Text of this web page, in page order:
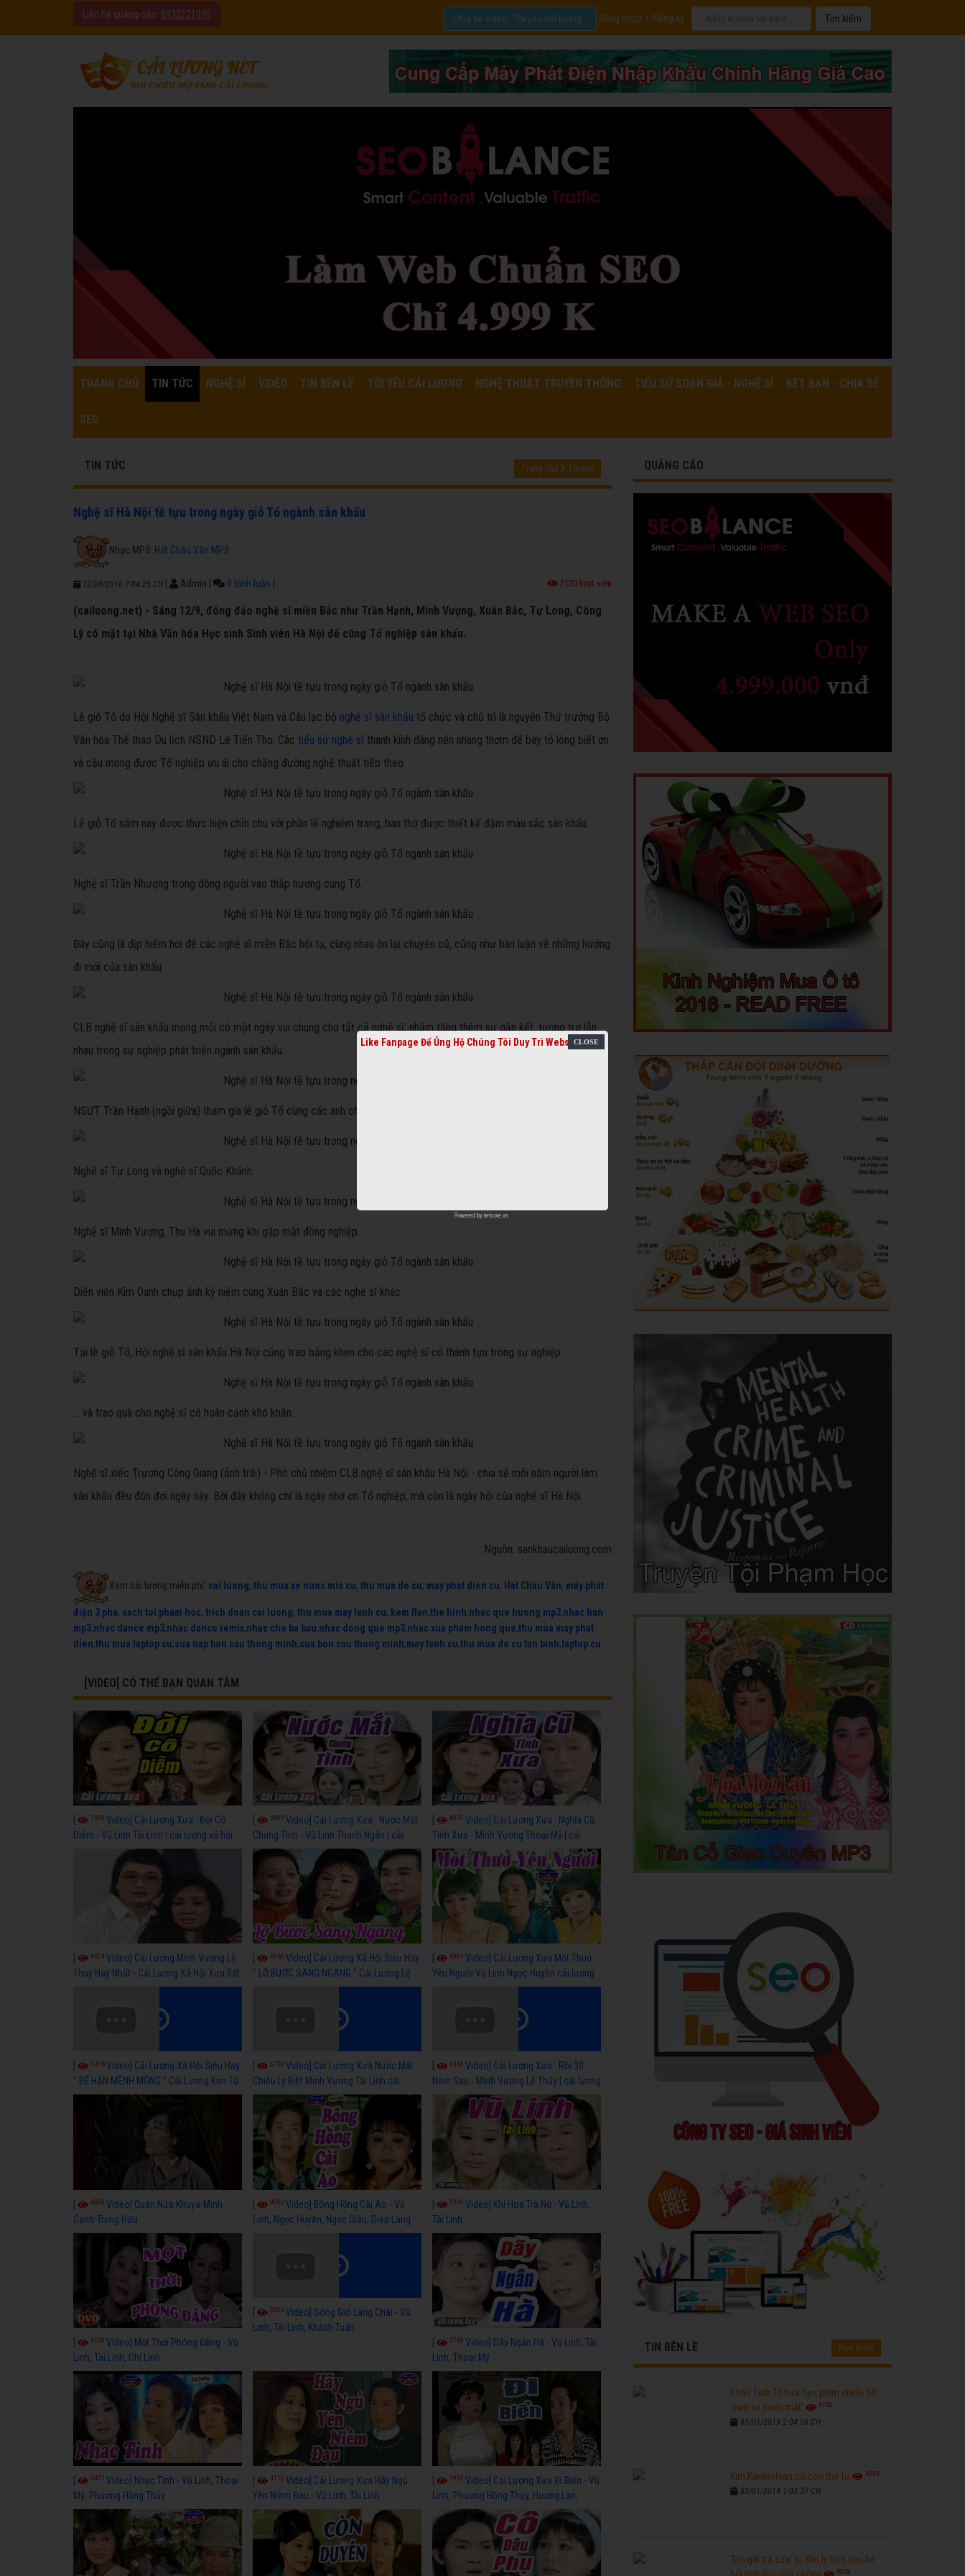
Liên hệ quảng cáo: 0932221090 Đăng nhập Đăng ký
Chia sẻ video "Tôi yêu cải lương".
TRANG CHỦ TIN TỨC NGHỆ SĨ VIDEO TIN BÊN LỀ TÔI YÊU CẢI LƯƠNG NGHỆ THUẬT TRUYỀN THỐNG TIỂU SỬ SOẠN GIẢ - NGHỆ SĨ KẾT BẠN - CHIA SẺ
SEO
TIN TỨC Trang chủ Tin tức
Nghệ sĩ Hà Nội tề tựu trong ngày giỗ Tổ ngành sân khấu
Nhạc MP3: Hát Chầu Văn MP3
12/09/2016 7:04:25 CH Admin 0 bình luận 2120 lượt xem
(cailuong.net) - Sáng 12/9, đông đảo nghệ sĩ miền Bắc như Trần Hạnh, Minh Vượng, Xuân Bắc, Tự Long, Công
Lý có mặt tại Nhà Văn hóa Học sinh Sinh viên Hà Nội để cúng Tổ nghiệp sân khấu.
Lễ giỗ Tổ do Hội Nghệ sĩ Sân khấu Việt Nam và Câu lạc bộ nghệ sĩ sân khấu tổ chức và chủ trì là nguyên Thứ trưởng Bộ
Văn hóa Thể thao Du lịch NSND Lê Tiến Thọ. Các tiểu sử nghệ sĩ thành kính dâng nén nhang thơm để bày tỏ lòng biết ơn
và cầu mong được Tổ nghiệp ưu ái cho chặng đường nghệ thuật tiếp theo.
Lễ giỗ Tổ năm nay được thực hiện chỉn chu với phần lễ nghiêm trang, ban thờ được thiết kế đậm màu sắc sân khấu.
Nghệ sĩ Trần Nhượng trong dòng người vào thắp hương cúng Tổ.
Đây cũng là dịp hiếm hoi để các nghệ sĩ miền Bắc hội tụ, cùng nhau ôn lại chuyện cũ, cũng như bàn luận về những hướng
đi mới của sân khấu.
CLB nghệ sĩ sân khấu mong mỏi có một ngày vui chung cho tất cả nghệ sĩ, nhằm tăng thêm sự gắn kết, tương trợ lẫn
nhau trong sự nghiệp phát triển ngành sân khấu.
NSƯT Trần Hạnh (ngồi giữa) tham gia lễ giỗ Tổ cùng các anh chị em nghệ sĩ.
Nghệ sĩ Tự Long và nghệ sĩ Quốc Khánh.
Nghệ sĩ Minh Vượng, Thu Hà vui mừng khi gặp mặt đồng nghiệp.
Diễn viên Kim Oanh chụp ảnh kỷ niệm cùng Xuân Bắc và các nghệ sĩ khác.
Tại lễ giỗ Tổ, Hội nghệ sĩ sân khấu Hà Nội cũng trao bằng khen cho các nghệ sĩ có thành tựu trong sự nghiệp...
... và trao quà cho nghệ sĩ có hoàn cảnh khó khăn.
Nghệ sĩ xiếc Trương Công Giang (ảnh trái) - Phó chủ nhiệm CLB nghệ sĩ sân khấu Hà Nội - chia sẻ mỗi năm người làm
sân khấu đều đón đợi ngày này. Bởi đây không chỉ là ngày nhớ ơn Tổ nghiệp, mà còn là ngày hội của nghệ sĩ Hà Nội.
Nguồn: sankhaucailuong.com
Xem cải lương miễn phí: cai luong, thu mua xe nuoc mia cu, thu mua do cu, may phat dien cu, Hát Chầu Văn, máy phát
điện 3 pha, sach toi pham hoc, trich doan cai luong, thu mua may lanh cu, kem flan,the hinh,nhac que huong mp3,nhac han
mp3,nhac dance mp3,nhac dance remix,nhac cho ba bau,nhac dong que mp3,nhac xua pham hong que,thu mua may phat
dien,thu mua laptop cu,sua nap bon cau thong minh,sua bon cau thong minh,may lanh cu,thu mua do cu tan binh, laptop cu
[VIDEO] CÓ THỂ BẠN QUAN TÂM
7659 Video] Cải Lương Xưa : Đời Cô
Diễm - Vũ Linh Tài Linh | cải lương xã hội
6909 Video] Cải Lương Xưa : Nước Mắt
Chung Tình - Vũ Linh Thanh Ngân | cải
lương xã hội hay nhất
6047 Video] Cải Lương Xưa : Nghĩa Cũ
Tình Xưa - Minh Vương Thoại Mỹ | cải
lương xã hội hay nhất
6674Video] Cải Lương Minh Vương Lệ
Thuỷ Hay Nhất - Cải Lương Xã Hội Xưa Bất
6965 Video] Cải Lương Xã Hội Siêu Hay
" LỠ BƯỚC SANG NGANG " Cải Lương Lệ
Thuỷ, Thanh Tuấn, Hồng Nga
6381 Video] Cải Lương Xưa Một Thuở
Yêu Người Vũ Linh Ngọc Huyền cải lương
5456Video] Cải Lương Xã Hội Siêu Hay
" BỂ HẬN MÊNH MÔNG " Cải Lương Kim Tử
Long, Thanh Ngân Hay Nhất
5730 Video] Cải Lương Xưa Nước Mắt
Chiều Ly Biệt Minh Vương Tài Linh cải
lương xã hội hay nhất
6318 Video] Cải Lương Xưa : Rồi 30
Năm Sau - Minh Vương Lệ Thủy | cải lương
xã hội hay nhất
[ 6035 Video] Quán Nửa Khuya-Minh
Cảnh-Trọng Hữu
[ 9050 Video] Bông Hồng Cài Áo - Vũ
Linh, Ngọc Huyền, Ngọc Giàu, Diệp Lang
[ 7343 Video] Khi Hoa Trà Nở - Vũ Linh,
Tài Linh
4108 Video] Một Thời Phóng Đãng - Vũ
Linh, Tài Linh, Chí Linh
[ 3656Video] Sóng Gió Làng Chài - Vũ
Linh, Tài Linh, Khánh Tuấn
3765 Video] Dãy Ngân Hà - Vũ Linh, Tài
Linh, Thoại Mỹ
3437 Video] Nhạc Tình - Vũ Linh, Thoại
Mỹ, Phương Hồng Thủy
4112 Video] Cải Lương Xưa Hãy Ngủ
Yên Niềm Đau - Vũ Linh, Tài Linh
3962 Video] Cải Lương Xưa Đi Biển - Vũ
Linh, Phương Hồng Thủy, Hương Lan,
Thanh Hằng
QUẢNG CÁO
TIN BÊN LỀ Đọc thêm
Châu Tinh Trì hứa hẹn phim chiếu Tết
'cười ra nước mắt'
6760
03/01/2019 2:04:06 CH
Kim Kardashian có con thứ tư 6259
03/01/2019 1:03:37 CH
'Em gái trà sữa' bị đồn ly hôn sau bê
6578
Like Fanpage Để Ủng Hộ Chúng Tôi Duy Trì Website
Powered by netcore.vn